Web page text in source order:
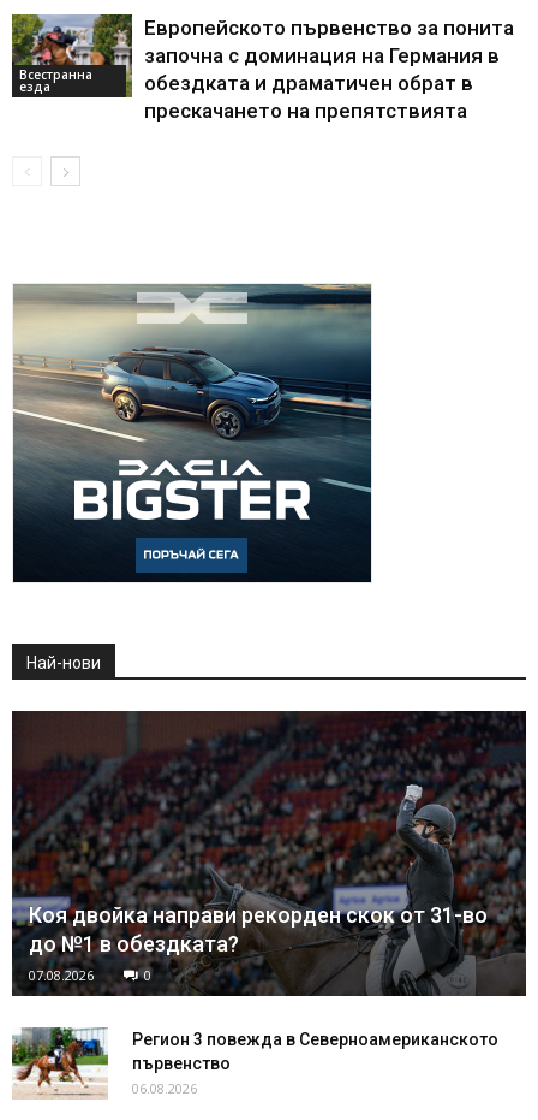
Всестранна
езда
Европейското първенство за понита
започна с доминация на Германия в
обездката и драматичен обрат в
прескачането на препятствията
Най-нови
Коя двойка направи рекорден скок от 31-во
до №1 в обездката?
07.08.2026 0
Регион 3 повежда в Северноамериканското
първенство
06.08.2026